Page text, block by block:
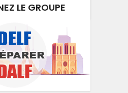
LE GROUPE